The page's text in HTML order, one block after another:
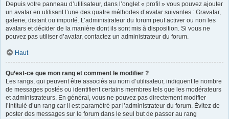
Depuis votre panneau d’utilisateur, dans l’onglet « profil » vous pouvez ajouter
un avatar en utilisant l’une des quatre méthodes d’avatar suivantes : Gravatar,
galerie, distant ou importé. L’administrateur du forum peut activer ou non les
avatars et décider de la manière dont ils sont mis à disposition. Si vous ne
pouvez pas utiliser d’avatar, contactez un administrateur du forum.
Haut
Qu’est-ce que mon rang et comment le modifier ?
Les rangs, qui peuvent être associés au nom d’utilisateur, indiquent le nombre
de messages postés ou identifient certains membres tels que les modérateurs
et administrateurs. En général, vous ne pouvez pas directement modifier
l’intitulé d’un rang car il est paramétré par l’administrateur du forum. Évitez de
poster des messages sur le forum dans le seul but de passer au rang